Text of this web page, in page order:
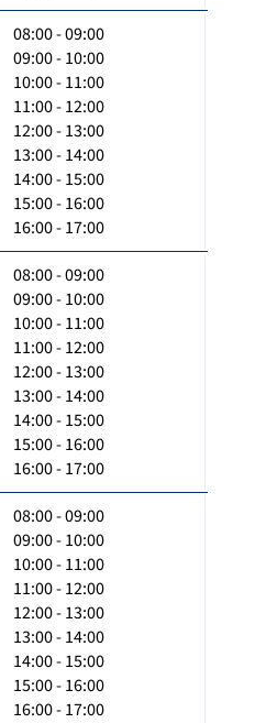
08:00 - 09:00
09:00 - 10:00
10:00 - 11:00
11:00 - 12:00
12:00 - 13:00
13:00 - 14:00
14:00 - 15:00
15:00 - 16:00
16:00 - 17:00
08:00 - 09:00
09:00 - 10:00
10:00 - 11:00
11:00 - 12:00
12:00 - 13:00
13:00 - 14:00
14:00 - 15:00
15:00 - 16:00
16:00 - 17:00
08:00 - 09:00
09:00 - 10:00
10:00 - 11:00
11:00 - 12:00
12:00 - 13:00
13:00 - 14:00
14:00 - 15:00
15:00 - 16:00
16:00 - 17:00